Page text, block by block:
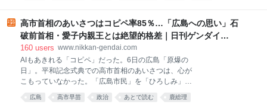
について「外国人の受け入れに関するネガティブな議
論に触れる機会が増え、社会に対する不安や不満に後
押しされる形で反対意識が強まったのではないか」と
変化などを継続的に尋ねるもので、今年は約3800人か
ら有効回答を得た。外国人受け入れに関する質問は2
年に1回程度設けている。
高市首相のあいさつはコピペ率85％…「広島への思い」石
破前首相・愛子内親王とは絶望的格差｜日刊ゲンダイ
DIGITAL
160 users www.nikkan-gendai.com
AIもあきれる「コピペ」だった。6日の広島「原爆の
日」。平和記念式典での高市首相のあいさつは、心が
こもっていなかった。「広島市民」を「ひろしみ」と
噛んだだけじゃない。相変わらずの定型文を読み上げ
たからだ。 高市首相が「政治の師」と仰ぐ安倍元首相
広島 高市早苗 政治 あとで読む 鹿総理